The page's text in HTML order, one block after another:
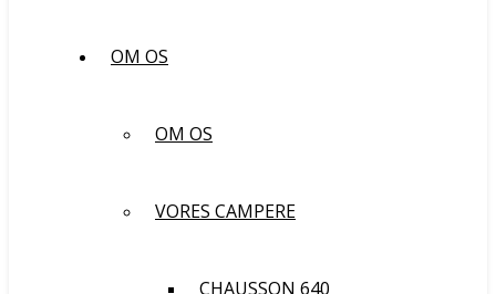
OM OS
OM OS
VORES CAMPERE
CHAUSSON 640